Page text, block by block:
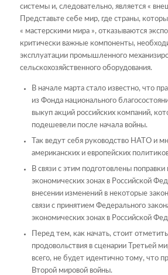
системы и, следовательно, является «
Представьте себе мир, где страны,
« мастерскими мира », отказываются
критически важные компоненты,
эксплуатации промышленного
сельскохозяйственного оборудования.
В начале марта стало известно, что
из Фонда национального
выкуп акций российских компаний,
подешевели после начала войны.
Так ведут себя руководство НАТО и
американских и европейских
В связи с этим подготовлены
экономических зонах в Российской
внесении изменений в некоторые
связи с принятием Федерального
экономических зонах в Российской
Перед тем, как начать, стоит
продовольствия в сценарии Третьей
всего, не будет идентично тому, что
Второй мировой войны.